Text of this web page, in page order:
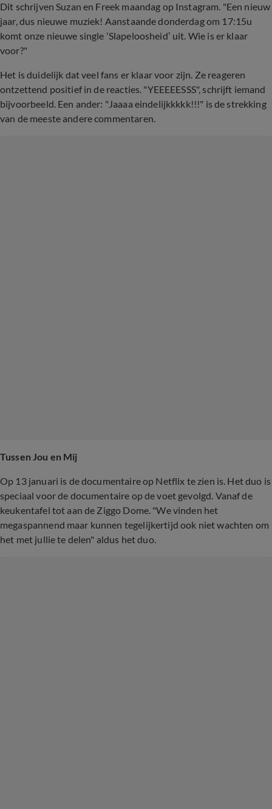
Dit schrijven Suzan en Freek maandag op Instagram. "Een nieuw
jaar, dus nieuwe muziek! Aanstaande donderdag om 17:15u
komt onze nieuwe single ‘Slapeloosheid’ uit. Wie is er klaar
voor?"
Het is duidelijk dat veel fans er klaar voor zijn. Ze reageren
ontzettend positief in de reacties. "YEEEEESSS", schrijft iemand
bijvoorbeeld. Een ander: "Jaaaa eindelijkkkkk!!!" is de strekking
van de meeste andere commentaren.
Tussen Jou en Mij
Op 13 januari is de documentaire op Netflix te zien is. Het duo is
speciaal voor de documentaire op de voet gevolgd. Vanaf de
keukentafel tot aan de Ziggo Dome. "We vinden het
megaspannend maar kunnen tegelijkertijd ook niet wachten om
het met jullie te delen" aldus het duo.